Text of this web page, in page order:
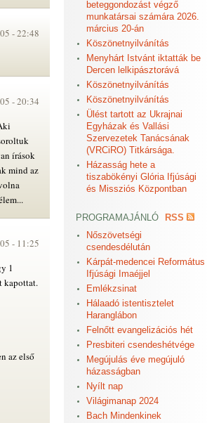
-22:48
-20:34
írások
mind az
- 11:25
1
kapottat.
az első
beteggondozást végző
munkatársai számára 2026.
március 20-án
Köszönetnyilvánítás
Menyhárt Istvánt iktatták be
Dercen lelkipásztorává
Köszönetnyilvánítás
Köszönetnyilvánítás
Ülést tartott az Ukrajnai
Egyházak és Vallási
Szervezetek Tanácsának
(VRCiRO) Titkársága.
Házasság hete a
tiszabökényi Glória Ifjúsági
és Missziós Központban
PROGRAMAJÁNLÓ
RSS
Nőszövetségi
csendesdélután
Kárpát-medencei Református
Ifjúsági Imaéjjel
Emlékzsinat
Hálaadó istentisztelet
Haranglábon
Felnőtt evangelizációs hét
Presbiteri csendeshétvége
Megújulás éve megújuló
házasságban
Nyílt nap
Világimanap 2024
Bach Mindenkinek